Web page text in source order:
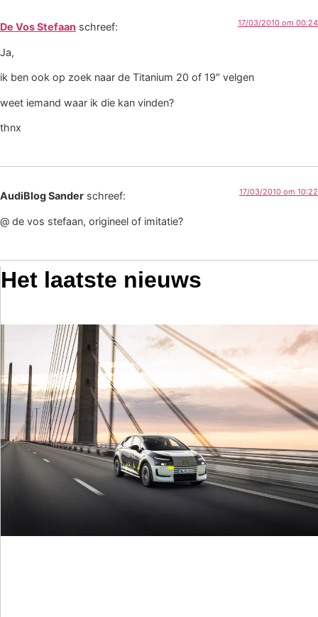
De Vos Stefaan schreef: 17/03/2010 om 00:24
Ja,
ik ben ook op zoek naar de Titanium 20 of 19″ velgen
weet iemand waar ik die kan vinden?
thnx
AudiBlog Sander schreef: 17/03/2010 om 10:22
@ de vos stefaan, origineel of imitatie?
Het laatste nieuws